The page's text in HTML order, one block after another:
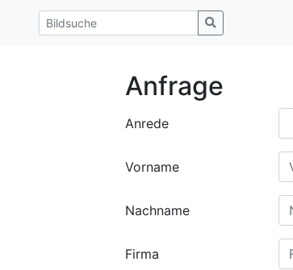
Anfrage
Anrede
Vorname
Nachname
Firma